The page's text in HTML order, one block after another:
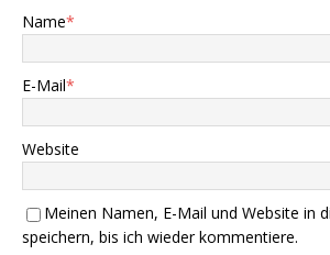
Name*
E-Mail*
Website
Meinen Namen, E-Mail und Website in
speichern, bis ich wieder kommentiere.